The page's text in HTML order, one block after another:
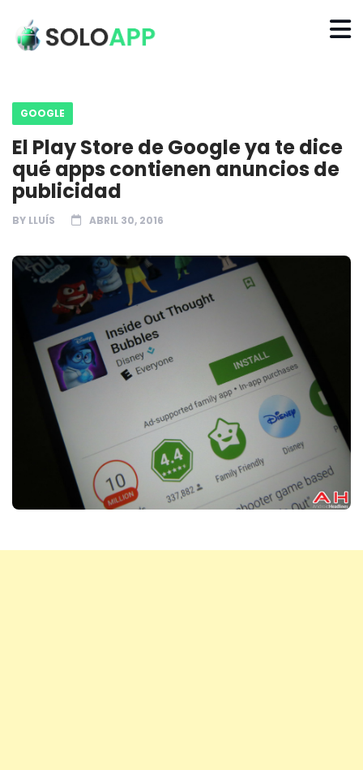
GOOGLE
El Play Store de Google ya te dice
qué apps contienen anuncios de
publicidad
BY LLUÍS ABRIL 30, 2016